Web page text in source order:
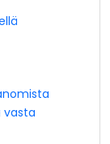
vasta